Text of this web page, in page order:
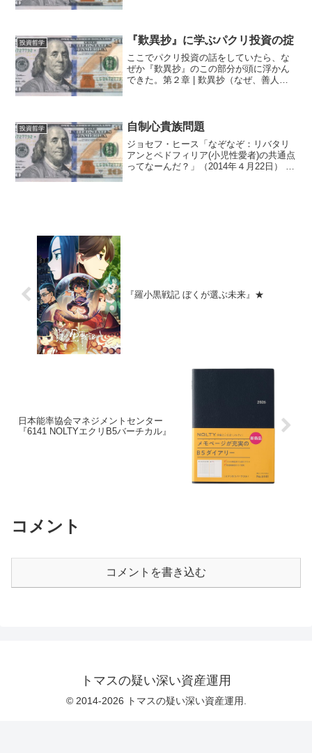
そこゲームはしてい...
投資哲学 『歎異抄』に学ぶパクリ投資の掟
ここでパクリ投資の話をしていたら、な
ぜか『歎異抄』のこの部分が頭に浮かん
できた。第２章 | 歎異抄（なぜ、善人よ
総じてもって存知せざ...
投資哲学 自制心貴族問題
ジョセフ・ヒース「なぞなぞ：リバタリ
アンとペドフィリア(小児性愛者)の共通点
ってなーんだ？」（2014年４月22日） —
『羅小黒戦記 ぼくが選ぶ未来』★
日本能率協会マネジメントセンター
『6141 NOLTYエクリB5バーチカル』
コメント
コメントを書き込む
トマスの疑い深い資産運用
© 2014-2026 トマスの疑い深い資産運用.